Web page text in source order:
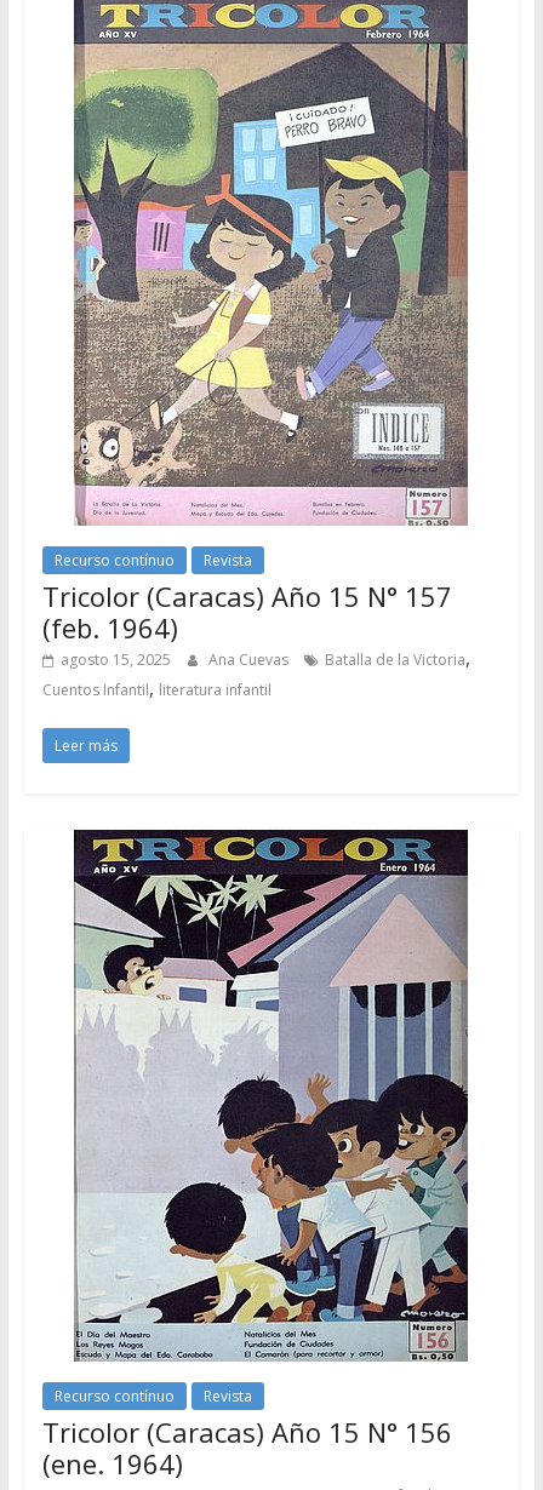
Recurso contínuo Revista
Tricolor (Caracas) Año 15 N° 157
(feb. 1964)
agosto 15, 2025 Ana Cuevas Batalla de la Victoria,
Cuentos Infantil, literatura infantil
Leer más
Recurso contínuo Revista
Tricolor (Caracas) Año 15 N° 156
(ene. 1964)